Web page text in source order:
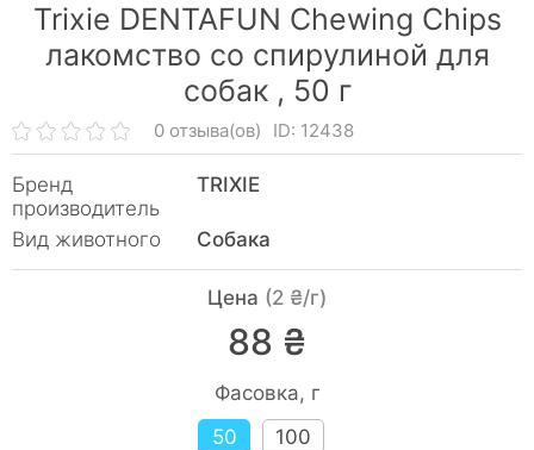
Trixie DENTAFUN Chewing Chips
лакомство со спирулиной для
собак , 50 г
0 отзыва(ов) ID: 12438
Бренд
производитель
TRIXIE
Вид животного Собака
Цена (2 ₴/г)
88 ₴
Фасовка, г
50
100